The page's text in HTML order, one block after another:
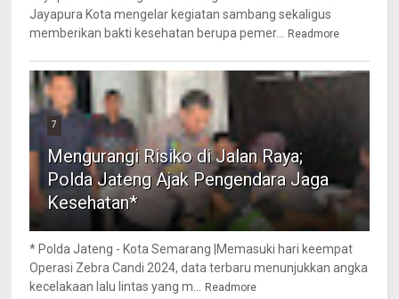
Jayapura Kota mengelar kegiatan sambang sekaligus
memberikan bakti kesehatan berupa pemer...
Readmore
7
Mengurangi Risiko di Jalan Raya;
Polda Jateng Ajak Pengendara Jaga
Kesehatan*
* Polda Jateng - Kota Semarang |Memasuki hari keempat
Operasi Zebra Candi 2024, data terbaru menunjukkan angka
kecelakaan lalu lintas yang m...
Readmore